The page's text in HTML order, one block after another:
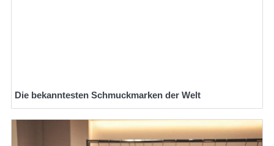
Die bekanntesten Schmuckmarken der Welt